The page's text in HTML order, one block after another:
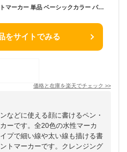
シヤチハタ フェイスペイントマーカー 単品 ベーシックカラー パステルカラー KFF-F スポーツ観戦 サッカー 野球 オリンピックイベント ハロウィン 学園祭 水性顔料系インキ フェス コスプレ パーティー クリスマス 顔ボディ ペイント 筆ペン マーカー
をサイトでみる
価格と在庫を楽天でチェック >>
などに使える顔に書けるペン・
ーです。全20色の水性マーカ
プで細い線や太い線も描ける書
トマーカーです。クレンジング